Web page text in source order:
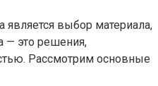
является выбор материала,
— это решения,
Рассмотрим основные